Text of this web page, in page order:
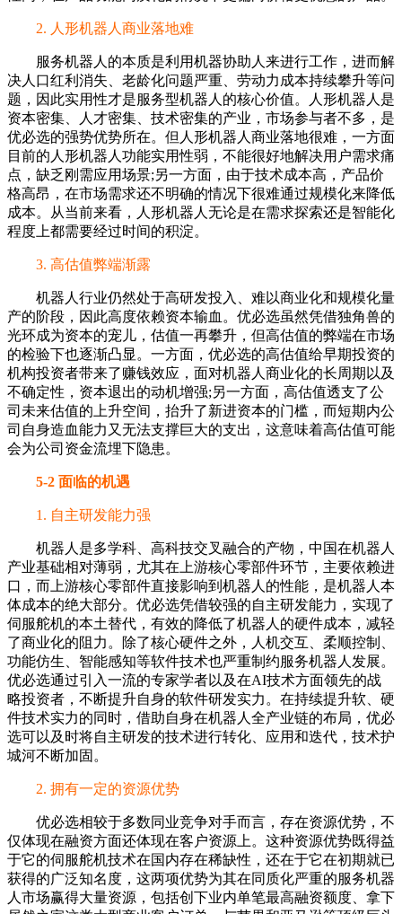
2. 人形机器人商业落地难
服务机器人的本质是利用机器协助人来进行工作，进而解
决人口红利消失、老龄化问题严重、劳动力成本持续攀升等问
题，因此实用性才是服务型机器人的核心价值。人形机器人是
资本密集、人才密集、技术密集的产业，市场参与者不多，是
优必选的强势优势所在。但人形机器人商业落地很难，一方面
目前的人形机器人功能实用性弱，不能很好地解决用户需求痛
点，缺乏刚需应用场景;另一方面，由于技术成本高，产品价
格高昂，在市场需求还不明确的情况下很难通过规模化来降低
成本。从当前来看，人形机器人无论是在需求探索还是智能化
程度上都需要经过时间的积淀。
3. 高估值弊端渐露
机器人行业仍然处于高研发投入、难以商业化和规模化量
产的阶段，因此高度依赖资本输血。优必选虽然凭借独角兽的
光环成为资本的宠儿，估值一再攀升，但高估值的弊端在市场
的检验下也逐渐凸显。一方面，优必选的高估值给早期投资的
机构投资者带来了赚钱效应，面对机器人商业化的长周期以及
不确定性，资本退出的动机增强;另一方面，高估值透支了公
司未来估值的上升空间，抬升了新进资本的门槛，而短期内公
司自身造血能力又无法支撑巨大的支出，这意味着高估值可能
会为公司资金流埋下隐患。
5-2 面临的机遇
1. 自主研发能力强
机器人是多学科、高科技交叉融合的产物，中国在机器人
产业基础相对薄弱，尤其在上游核心零部件环节，主要依赖进
口，而上游核心零部件直接影响到机器人的性能，是机器人本
体成本的绝大部分。优必选凭借较强的自主研发能力，实现了
伺服舵机的本土替代，有效的降低了机器人的硬件成本，减轻
了商业化的阻力。除了核心硬件之外，人机交互、柔顺控制、
功能仿生、智能感知等软件技术也严重制约服务机器人发展。
优必选通过引入一流的专家学者以及在AI技术方面领先的战
略投资者，不断提升自身的软件研发实力。在持续提升软、硬
件技术实力的同时，借助自身在机器人全产业链的布局，优必
选可以及时将自主研发的技术进行转化、应用和迭代，技术护
城河不断加固。
2. 拥有一定的资源优势
优必选相较于多数同业竞争对手而言，存在资源优势，不
仅体现在融资方面还体现在客户资源上。这种资源优势既得益
于它的伺服舵机技术在国内存在稀缺性，还在于它在初期就已
获得的广泛知名度，这两项优势为其在同质化严重的服务机器
人市场赢得大量资源，包括创下业内单笔最高融资额度、拿下